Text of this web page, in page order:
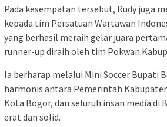
Pada kesempatan tersebut, Rudy juga
kepada tim Persatuan Wartawan
yang berhasil meraih gelar juara
runner-up diraih oleh tim Pokwan
Ia berharap melalui Mini Soccer Bupati
harmonis antara Pemerintah
Kota Bogor, dan seluruh insan media di
erat dan solid.